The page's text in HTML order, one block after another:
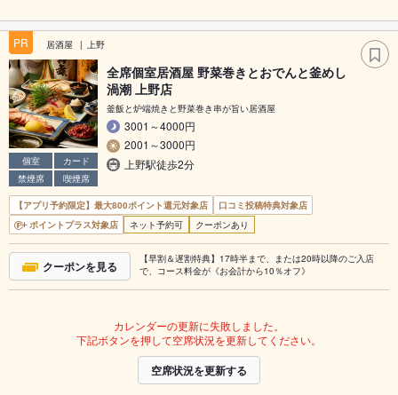
PR 居酒屋 上野
個室
カード
禁煙席
喫煙席
全席個室居酒屋 野菜巻きとおでんと釜めし
渦潮 上野店
釜飯と炉端焼きと野菜巻き串が旨い居酒屋
3001～4000円
2001～3000円
上野駅徒歩2分
【アプリ予約限定】最大800ポイント還元対象店
口コミ投稿特典対象店
ポイントプラス対象店
ネット予約可 クーポンあり
クーポンを見る
【早割＆遅割特典】17時半まで、または20時以降のご入店
で、コース料金が《お会計から10％オフ》
カレンダーの更新に失敗しました。
下記ボタンを押して空席状況を更新してください。
空席状況を更新する